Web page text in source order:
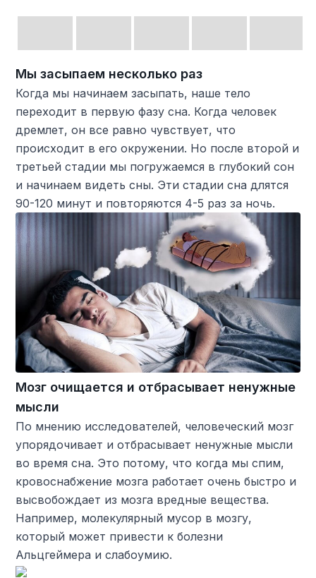
Мы засыпаем несколько раз
Когда мы начинаем засыпать, наше тело
переходит в первую фазу сна. Когда человек
дремлет, он все равно чувствует, что
происходит в его окружении. Но после второй и
третьей стадии мы погружаемся в глубокий сон
и начинаем видеть сны. Эти стадии сна длятся
90-120 минут и повторяются 4-5 раз за ночь.
Мозг очищается и отбрасывает ненужные
мысли
По мнению исследователей, человеческий мозг
упорядочивает и отбрасывает ненужные мысли
во время сна. Это потому, что когда мы спим,
кровоснабжение мозга работает очень быстро и
высвобождает из мозга вредные вещества.
Например, молекулярный мусор в мозгу,
который может привести к болезни
Альцгеймера и слабоумию.